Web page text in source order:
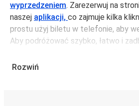
wyprzedzeniem. Zarezerwuj na
naszej aplikacji, co zajmuje kilka
prostu użyj biletu w telefonie, aby
Aby podróżować szybko, łatwo i
Podróż z: Marburg
Rozwiń